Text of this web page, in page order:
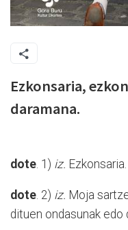
Ezkonsaria,
daramana.
dote . 1) iz. Ezkonsaria.
dote. 2) iz. Moja
dituen ondasunak edo